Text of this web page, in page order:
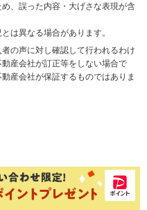
、誤った内容・大げさな表現が含
は異なる場合があります。
の声に対し確認して行われるわけ
産会社が訂正等をしない場合で
産会社が保証するものではありま